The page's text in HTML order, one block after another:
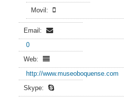
Movil:
Email:
0
Web:
http://www.museoboquense.com
Skype: